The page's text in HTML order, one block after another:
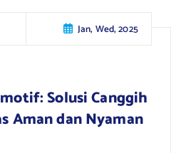
Jan, Wed, 2025
Solusi Canggih
Aman dan Nyaman